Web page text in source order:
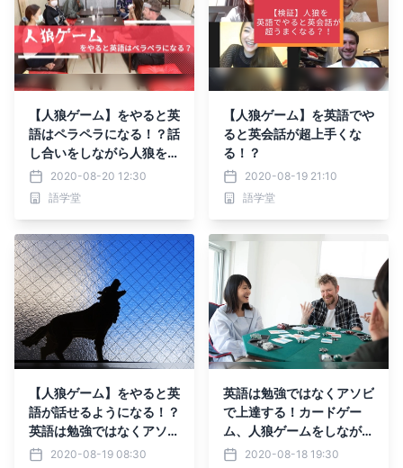
【人狼ゲーム】をやると英
語はペラペラになる！？話
し合いをしながら人狼を見
つけだす。そして、その会
話には英会話力を向上させ
る上で重要な構文が多く含
2020-08-20 12:30
語学堂
【人狼ゲーム】を英語でや
ると英会話が超上手くな
る！？
2020-08-19 21:10
語学堂
【人狼ゲーム】をやると英
語が話せるようになる！？
英語は勉強ではなくアソビ
で上達する！
2020-08-19 08:30
英語は勉強ではなくアソビ
で上達する！カードゲー
ム、人狼ゲームをしながら
英会話しましょう！！
2020-08-18 19:30